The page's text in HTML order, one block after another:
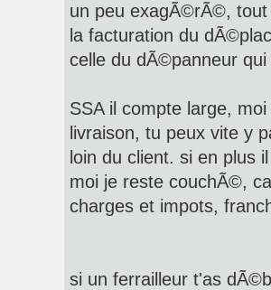
un peu exagÃ©rÃ©,
la facturation du
celle du dÃ©panneur
SSA il compte large,
livraison, tu peux vite y
loin du client. si en
moi je reste couchÃ©,
charges et impots,
si un ferrailleur t'as